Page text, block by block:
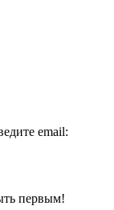
email:
первым!